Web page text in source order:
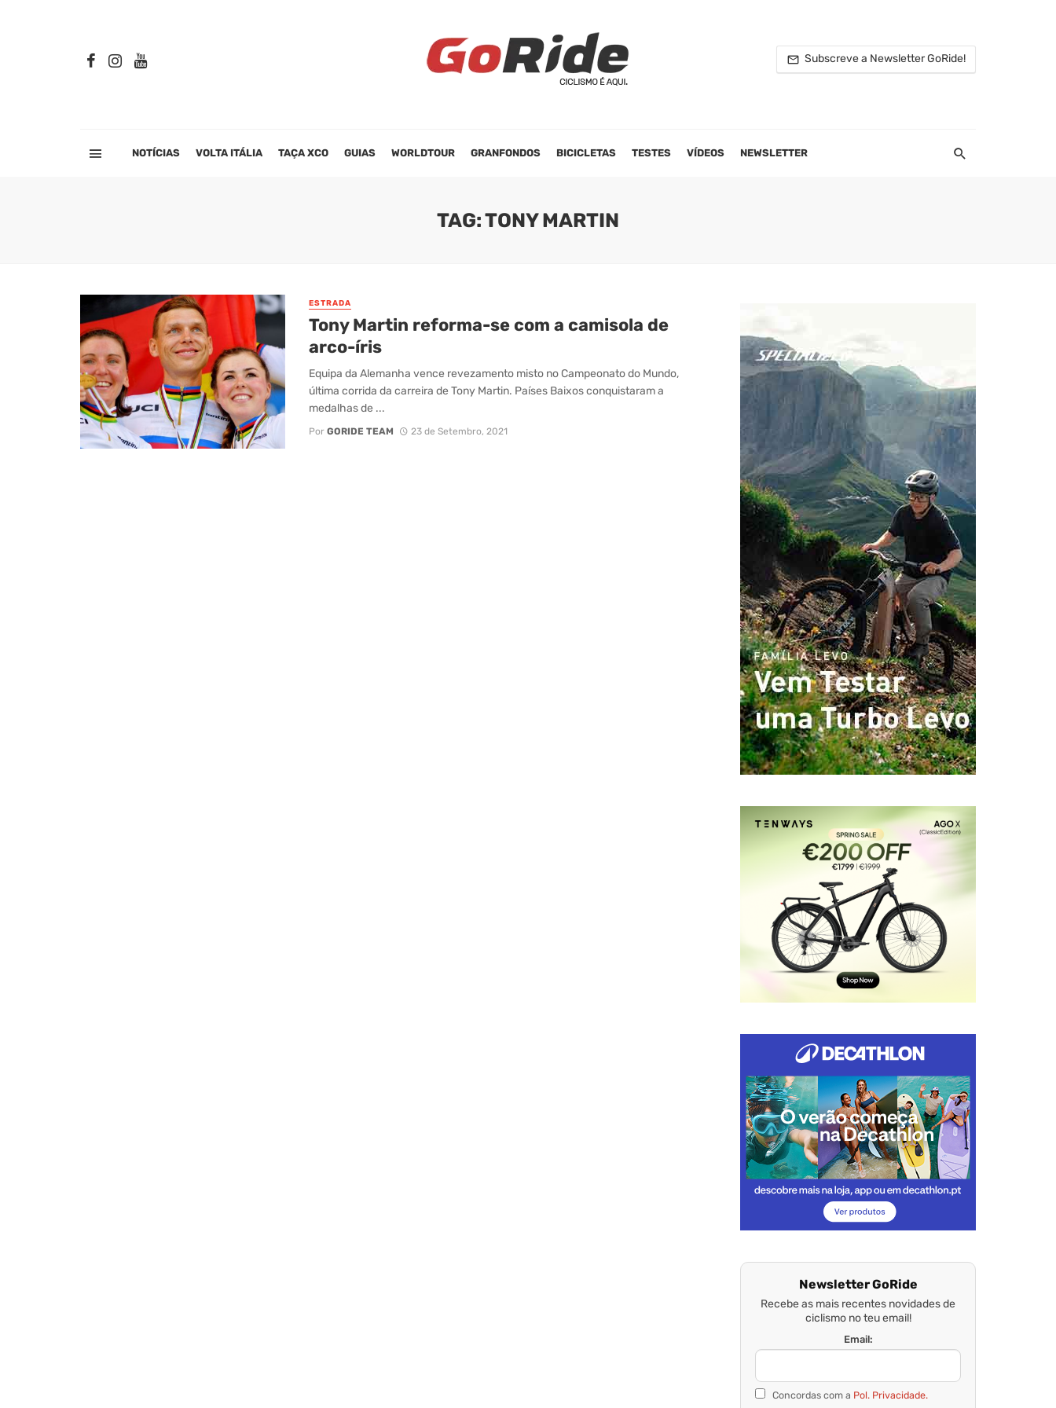
Subscreve a Newsletter GoRide!
NOTÍCIAS VOLTA ITÁLIA TAÇA XCO GUIAS WORLDTOUR GRANFONDOS BICICLETAS TESTES VÍDEOS NEWSLETTER
TAG: TONY MARTIN
ESTRADA
Tony Martin reforma-se com a camisola de
arco-íris
Equipa da Alemanha vence revezamento misto no Campeonato do Mundo,
última corrida da carreira de Tony Martin. Países Baixos conquistaram a
medalhas de ...
Por GORIDE TEAM 23 de Setembro, 2021
Newsletter GoRide
Recebe as mais recentes novidades de
ciclismo no teu email!
Email:
Concordas com a Pol. Privacidade.